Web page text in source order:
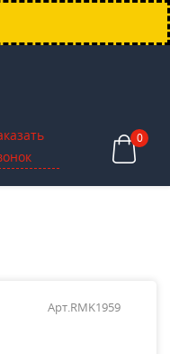
0
Арт.RMK1959